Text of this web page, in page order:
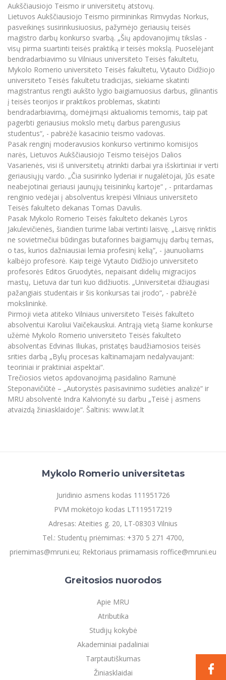
Universiteto teatras
MRU pop vokalinis ansamblis (vadovas Artūras
Novikas)
MRU merginų choras
Neformaliuoju ir (ar) savišvietos būdu įgytų
kompetencijų vertinimas ir pripažinimas
Studijų organizavimas
Erasmus+ mobilumas praktikoms (SMP)
Kitos galimybės
Partnerystės
Azijos centras
Vilniaus Karaliaus Sedžiongo institutas
Frankofoniškų šalių studijų centras
Emocinė gerovė
Mokslo laboratorijos
Žmogaus, aplinkos ir technologijų (HET)
Doktorantūra
Projektai
Akademinė leidyba
Mokymų LAB
Mokslo naujienos
Kasmetiniai mokslo renginiai
Veiklos dokumentai
Akademinė etika
Darbas MRU
Universiteto simbolika
Atributika
Naujienos
Tarptautiškumas
Studentams
Studentams
Darbuotojams
Partnerystės
Azijos centras
Vilniaus Karaliaus Sedžiongo institutas
Frankofoniškų šalių studijų centras
Darbuotojams
Partnerystės
Azijos centras
Vilniaus Karaliaus Sedžiongo institutas
Frankofoniškų šalių studijų centras
Darnus vystymasis
Privatumo politika
Negalia ir individualieji poreikiai
Viešai skelbiama informacija
Parama Ukrainai
Civilinė sauga
Korupcijos prevencija
Sūduvos akademija
Tinklalaidės
Bakalauro studijos
Magistrantūros studijos
Vadovų MBA
Švietimo ir kultūros vadovų MPA
Teisės LL.M.
Papildomosios studijos
Pedagogų rengimas
Doktorantūros studijos
Profesinės bakalauro studijos
Personalo valdymo centras
Privačių interesų deklaravimas
Informacija naujiems darbuotojams
Studijų Moodle (studijų vykdymui)
Darbuotojų Moodle (kompetencijų tobulinimui)
Studijų tvarkaraštis
Informacinė sistema "Studijos"
Darbuotojų elektroninis paštas
Daugiafaktorinė autentifikacija universiteto
darbuotojams (MFA)
Mokslininkų profiliai "CRIS"
Darbuotojų kvalifikacijos kėlimas
MRU norminių teisės aktų duomenų bazė
Intranetas
eDVS
Microsoft Office 365
MRU mobilios programėlės
Pagalbos sistema
Profesinė sąjunga
Aukščiausiojo Teismo ir universitetų atstovų.
Lietuvos Aukščiausiojo Teismo pirmininkas Rimvydas Norkus,
pasveikinęs susirinkusiuosius, pažymėjo geriausių teisės
magistro darbų konkurso svarbą. „Šių apdovanojimų tikslas -
visų pirma suartinti teisės praktiką ir teisės mokslą. Puoselėjant
bendradarbiavimo su Vilniaus universiteto Teisės fakultetu,
Mykolo Romerio universiteto Teisės fakultetu, Vytauto Didžiojo
universiteto Teisės fakultetu tradicijas, siekiame skatinti
magistrantus rengti aukšto lygio baigiamuosius darbus, gilinantis
į teisės teorijos ir praktikos problemas, skatinti
bendradarbiavimą, domėjimąsi aktualiomis temomis, taip pat
pagerbti geriausius mokslo metų darbus parengusius
studentus“, - pabrėžė kasacinio teismo vadovas.
Pasak renginį moderavusios konkurso vertinimo komisijos
narės, Lietuvos Aukščiausiojo Teismo teisėjos Dalios
Vasarienės, visi iš universitetų atrinkti darbai yra išskirtiniai ir verti
geriausiųjų vardo. „Čia susirinko lyderiai ir nugalėtojai, Jūs esate
neabejotinai geriausi jaunųjų teisininkų kartoje“ , - pritardamas
renginio vedėjai į absolventus kreipėsi Vilniaus universiteto
Teisės fakulteto dekanas Tomas Davulis.
Pasak Mykolo Romerio Teisės fakulteto dekanės Lyros
Jakulevičienės, šiandien turime labai vertinti laisvę. „Laisvę rinktis
ne sovietmečiui būdingas butaforines baigiamųjų darbų temas,
o tas, kurios dažniausiai lemia profesinį kelią“, - jaunuoliams
kalbėjo profesorė. Kaip teigė Vytauto Didžiojo universiteto
profesorės Editos Gruodytės, nepaisant didelių migracijos
mastų, Lietuva dar turi kuo didžiuotis. „Universitetai džiaugiasi
pažangiais studentais ir šis konkursas tai įrodo“, - pabrėžė
mokslininkė.
Pirmoji vieta atiteko Vilniaus universiteto Teisės fakulteto
absolventui Karoliui Vaičekauskui. Antrąją vietą šiame konkurse
užėmė Mykolo Romerio universiteto Teisės fakulteto
absolventas Edvinas Iliukas, pristatęs baudžiamosios teisės
srities darbą „Bylų procesas kaltinamajam nedalyvaujant:
teoriniai ir praktiniai aspektai“.
Trečiosios vietos apdovanojimą pasidalino Ramunė
Steponavičiūtė – „Autorystės pasisavinimo sudėties analizė“ ir
MRU absolventė Indra Kalvionytė su darbu „Teisė į asmens
atvaizdą žiniasklaidoje“. Šaltinis: www.lat.lt
Mykolo Romerio universitetas
Juridinio asmens kodas 111951726
PVM mokėtojo kodas LT119517219
Adresas: Ateities g. 20, LT-08303 Vilnius
Tel.: Studentų priėmimas: +370 5 271 4700,
priemimas@mruni.eu; Rektoriaus priimamasis roffice@mruni.eu
Greitosios nuorodos
Apie MRU
Atributika
Studijų kokybė
Akademiniai padaliniai
Tarptautiškumas
Žiniasklaidai